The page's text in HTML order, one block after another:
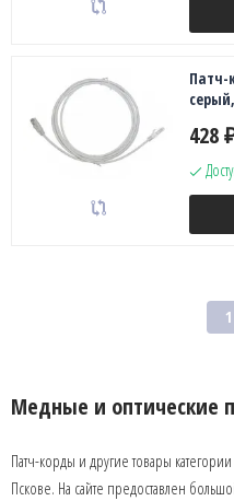
Патч-
серый,
428
1
Медные и оптические
Патч-корды и другие товары
Пскове. На сайте предоставлен